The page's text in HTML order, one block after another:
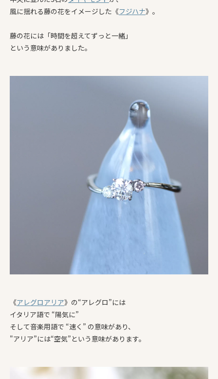
風に揺れる藤の花をイメージした《フジハナ》。
藤の花には「時間を超えてずっと一緒」
という意味がありました。
《アレグロアリア》の“アレグロ”には
イタリア語で “陽気に”
そして音楽用語で “速く” の意味があり、
"アリア”には“空気”という意味があります。